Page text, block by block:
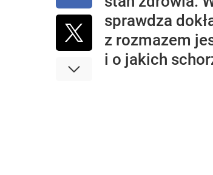
sprawdza
z rozmazem
i o jakich